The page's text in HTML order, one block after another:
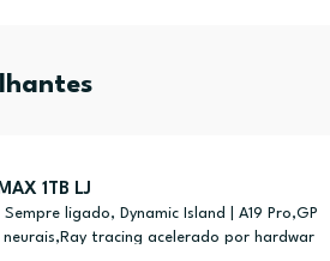
1TB LJ
ligado, Dynamic Island | A19 Pro,GP
tracing acelerado por hardwar